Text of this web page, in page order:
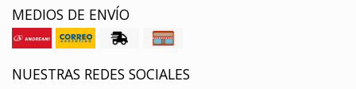
MEDIOS DE ENVÍO
NUESTRAS REDES SOCIALES